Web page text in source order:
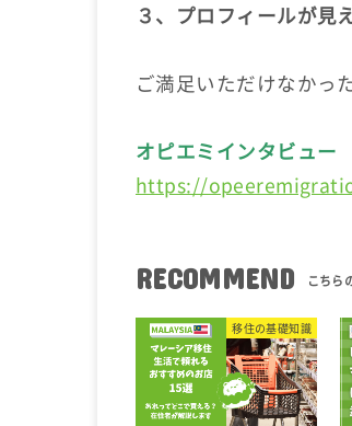
３、プロフィールが見
ご満足いただけなかっ
オピエミインタビュー
https://
RECOMMEND
移住の基礎知識